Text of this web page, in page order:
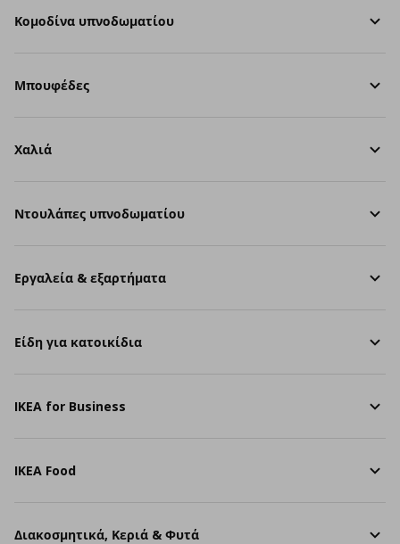
Κομοδίνα υπνοδωματίου
Μπουφέδες
Χαλιά
Ντουλάπες υπνοδωματίου
Εργαλεία & εξαρτήματα
Είδη για κατοικίδια
IKEA for Business
IKEA Food
Διακοσμητικά, Κεριά & Φυτά